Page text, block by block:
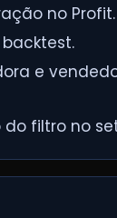
no Profit.
e
do filtro no